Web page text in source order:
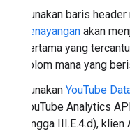
Gunakan baris
penayangan akan
pertama yang
kolom mana yang
Gunakan YouTube
YouTube Analytics
hingga III.E.4.d),